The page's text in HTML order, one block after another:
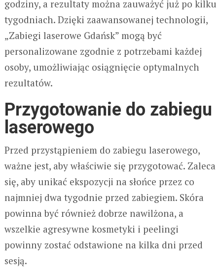
godziny, a rezultaty można zauważyć już po kilku
tygodniach. Dzięki zaawansowanej technologii,
„Zabiegi laserowe Gdańsk” mogą być
personalizowane zgodnie z potrzebami każdej
osoby, umożliwiając osiągnięcie optymalnych
rezultatów.
Przygotowanie do zabiegu
laserowego
Przed przystąpieniem do zabiegu laserowego,
ważne jest, aby właściwie się przygotować. Zaleca
się, aby unikać ekspozycji na słońce przez co
najmniej dwa tygodnie przed zabiegiem. Skóra
powinna być również dobrze nawilżona, a
wszelkie agresywne kosmetyki i peelingi
powinny zostać odstawione na kilka dni przed
sesją.